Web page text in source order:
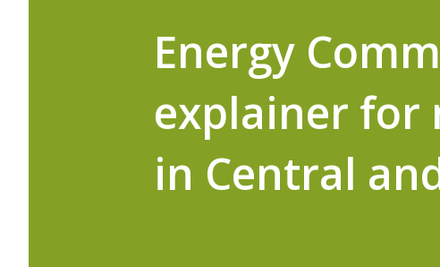
Energy
explainer for
in Central